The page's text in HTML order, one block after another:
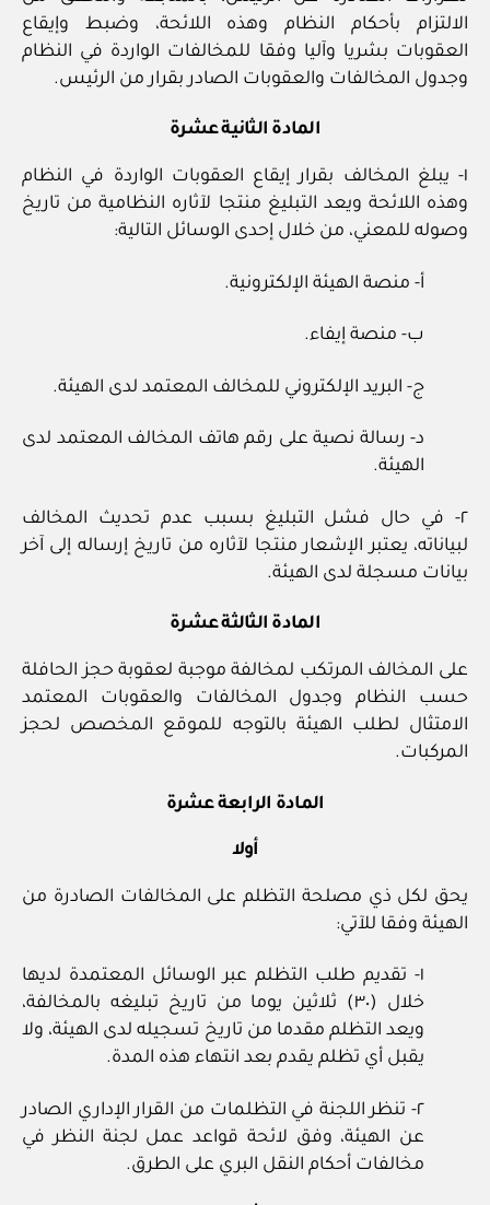
الالتزام بأحكام النظام وهذه اللائحة، وضبط وإيقاع
العقوبات بشريا وآليا وفقا للمخالفات الواردة في النظام
وجدول المخالفات والعقوبات الصادر بقرار من الرئيس.
المادة الثانية عشرة
١- يبلغ المخالف بقرار إيقاع العقوبات الواردة في النظام
وهذه اللائحة ويعد التبليغ منتجا لآثاره النظامية من تاريخ
وصوله للمعني، من خلال إحدى الوسائل التالية:
أ- منصة الهيئة الإلكترونية.
ب- منصة إيفاء.
ج- البريد الإلكتروني للمخالف المعتمد لدى الهيئة.
د- رسالة نصية على رقم هاتف المخالف المعتمد لدى
الهيئة.
٢- في حال فشل التبليغ بسبب عدم تحديث المخالف
لبياناته، يعتبر الإشعار منتجا لآثاره من تاريخ إرساله إلى آخر
بيانات مسجلة لدى الهيئة.
المادة الثالثة عشرة
على المخالف المرتكب لمخالفة موجبة لعقوبة حجز الحافلة
حسب النظام وجدول المخالفات والعقوبات المعتمد
الامتثال لطلب الهيئة بالتوجه للموقع المخصص لحجز
المركبات.
المادة الرابعة عشرة
أولا
يحق لكل ذي مصلحة التظلم على المخالفات الصادرة من
الهيئة وفقا للآتي:
١- تقديم طلب التظلم عبر الوسائل المعتمدة لديها
خلال (٣٠) ثلاثين يوما من تاريخ تبليغه بالمخالفة،
ويعد التظلم مقدما من تاريخ تسجيله لدى الهيئة، ولا
يقبل أي تظلم يقدم بعد انتهاء هذه المدة.
٢- تنظر اللجنة في التظلمات من القرار الإداري الصادر
عن الهيئة، وفق لائحة قواعد عمل لجنة النظر في
مخالفات أحكام النقل البري على الطرق.